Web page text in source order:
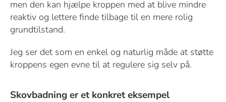
men den kan hjælpe kroppen med at blive mindre
reaktiv og lettere finde tilbage til en mere rolig
grundtilstand.
Jeg ser det som en enkel og naturlig måde at støtte
kroppens egen evne til at regulere sig selv på.
Skovbadning er et konkret eksempel